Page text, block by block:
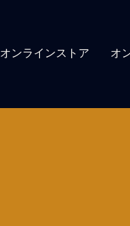
オンラインストア オ